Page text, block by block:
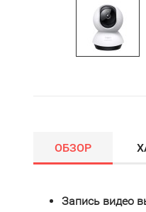
ОБЗОР
Запись видео